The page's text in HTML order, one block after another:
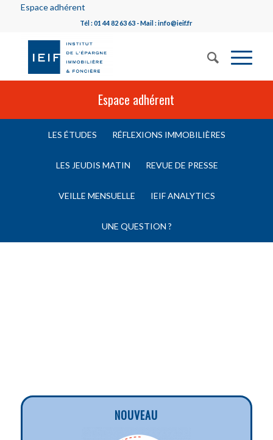
Espace adhérent
Tél : 01 44 82 63 63 - Mail : info@ieif.fr
Espace adhérent
LES ÉTUDES RÉFLEXIONS IMMOBILIÈRES
LES JEUDIS MATIN REVUE DE PRESSE
VEILLE MENSUELLE IEIF ANALYTICS
UNE QUESTION ?
NOUVEAU